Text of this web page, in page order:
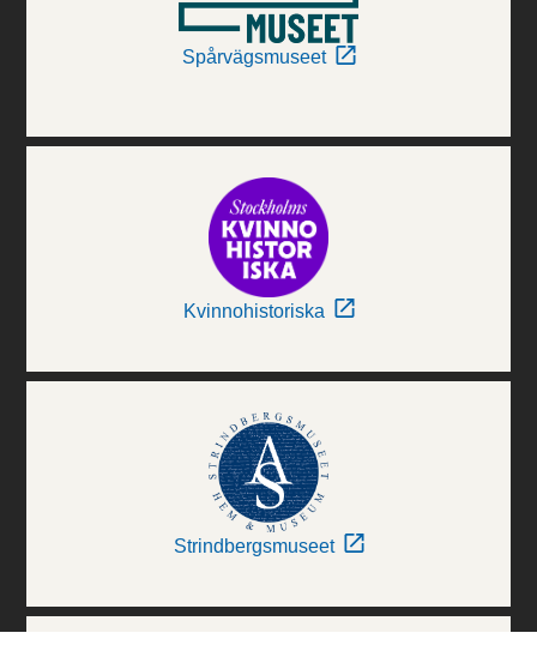
Spårvägsmuseet
Kvinnohistoriska
Strindbergsmuseet